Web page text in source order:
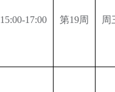
15:00-17:00 第19周 周